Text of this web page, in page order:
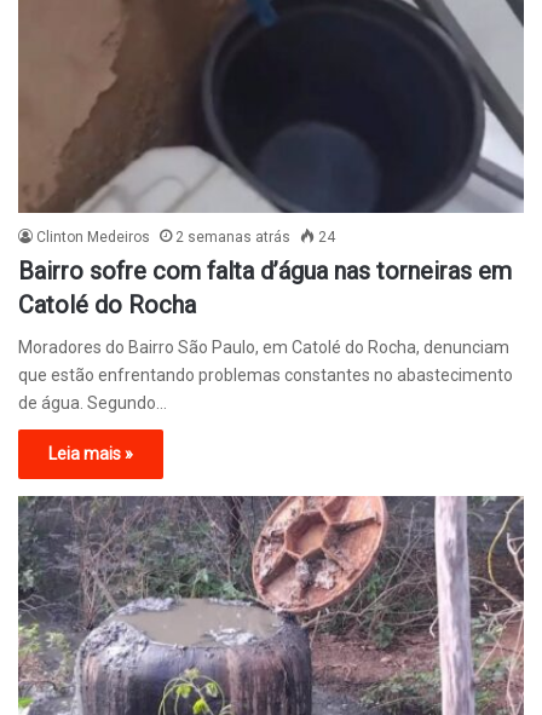
Clinton Medeiros 2 semanas atrás 24
Bairro sofre com falta d’água nas torneiras em
Catolé do Rocha
Moradores do Bairro São Paulo, em Catolé do Rocha, denunciam
que estão enfrentando problemas constantes no abastecimento
de água. Segundo…
Leia mais »